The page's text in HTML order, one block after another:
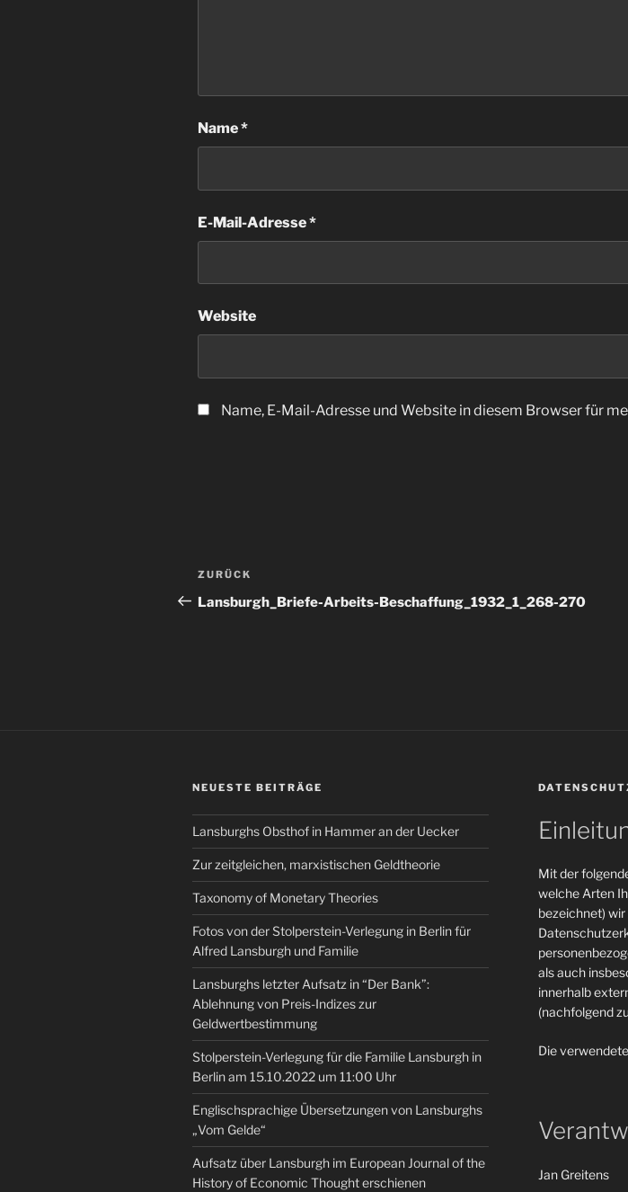
Name*
E-Mail-Adresse*
Website
Name, E-Mail-Adresse und Website in diesem Browser für
Beitragsnavigation
Vorheriger
Beitrag
ZURÜCK
Lansburgh_Briefe-Arbeits-Beschaffung_1932_1_268-270
NEUESTE BEITRÄGE
Lansburghs Obsthof in Hammer an der Uecker
Zur zeitgleichen, marxistischen Geldtheorie
Taxonomy of Monetary Theories
Fotos von der Stolperstein-Verlegung in Berlin für
Alfred Lansburgh und Familie
Lansburghs letzter Aufsatz in “Der Bank”:
Ablehnung von Preis-Indizes zur
Geldwertbestimmung
Stolperstein-Verlegung für die Familie Lansburgh in
Berlin am 15.10.2022 um 11:00 Uhr
Englischsprachige Übersetzungen von Lansburghs
„Vom Gelde“
Aufsatz über Lansburgh im European Journal of the
History of Economic Thought erschienen
Mit der
welche Arten
bezeichnet)
als auch
innerhalb
(nachfolgend
Die
Jan Greitens